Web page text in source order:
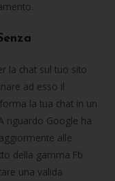
la chat sul tuo sito
ad esso il
la tua chat in un
riguardo Google ha
alle
della gamma Fb
una valida